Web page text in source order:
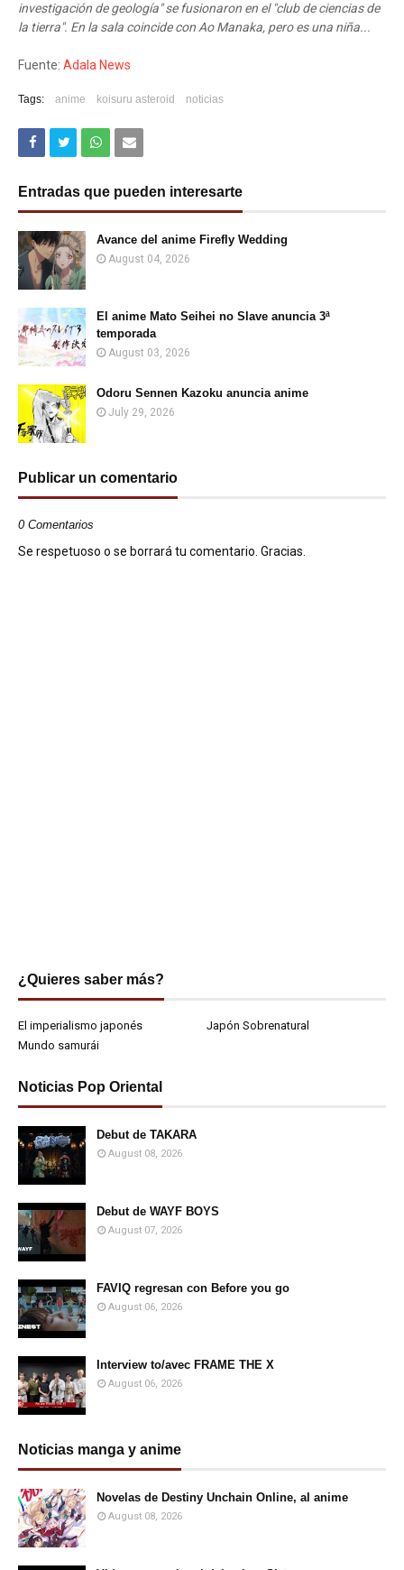
investigación de geología" se fusionaron en el "club de ciencias de
la tierra". En la sala coincide con Ao Manaka, pero es una niña...
Fuente: Adala News
Tags: anime koisuru asteroid noticias
Entradas que pueden interesarte
Avance del anime Firefly Wedding
August 04, 2026
El anime Mato Seihei no Slave anuncia 3ª
temporada
August 03, 2026
Odoru Sennen Kazoku anuncia anime
July 29, 2026
Publicar un comentario
0 Comentarios
Se respetuoso o se borrará tu comentario. Gracias.
¿Quieres saber más?
El imperialismo japonés
Japón Sobrenatural
Mundo samurái
Noticias Pop Oriental
Debut de TAKARA
August 08, 2026
Debut de WAYF BOYS
August 07, 2026
FAVIQ regresan con Before you go
August 06, 2026
Interview to/avec FRAME THE X
August 06, 2026
Noticias manga y anime
Novelas de Destiny Unchain Online, al anime
August 08, 2026